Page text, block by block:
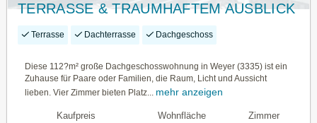
TERRASSE & TRAUMHAFTEM AUSBLICK
Terrasse Dachterrasse Dachgeschoss
Diese 112?m² große Dachgeschosswohnung in Weyer (3335) ist ein
Zuhause für Paare oder Familien, die Raum, Licht und Aussicht
lieben. Vier Zimmer bieten Platz... mehr anzeigen
Kaufpreis Wohnfläche Zimmer